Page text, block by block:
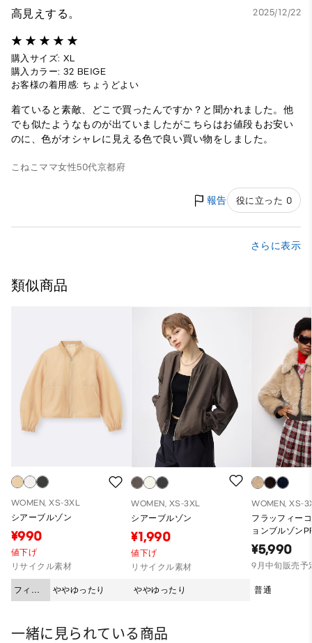
高見えする。 2025/12/22
購入サイズ: XL
購入カラー: 32 BEIGE
お客様の着用感: ちょうどよい
着ていると素敵、どこで買ったんですか？と聞かれました。他
でも似たようなものが出ていましたがこちらはお値段もお安い
のに、色がオシャレに見える色で良い買い物をしました。
こねこママ女性50代京都府
報告 役に立った 0
さらに表示
類似商品
WOMEN, XS-3XL
シアーブルゾン
¥990
値下げ
リサイクル素材
フィッ
ト
ややゆったり
WOMEN, XS-3XL
シアーブルゾン
¥1,990
値下げ
リサイクル素材
ややゆったり
WOMEN, XS-
フラッフィー
ョンブルゾン
¥5,990
9月中旬販売予
普通
一緒に見られている商品